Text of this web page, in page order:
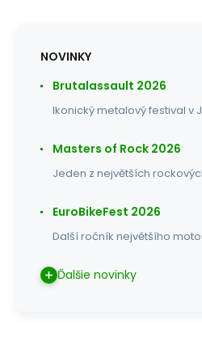
NOVINKY
Brutalassault 2026
Ikonický metalový festival v
Masters of Rock 2026
Jeden z největších
EuroBikeFest 2026
Další ročník největšího
Ďalšie novinky